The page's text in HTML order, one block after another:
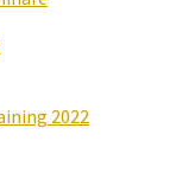
2022